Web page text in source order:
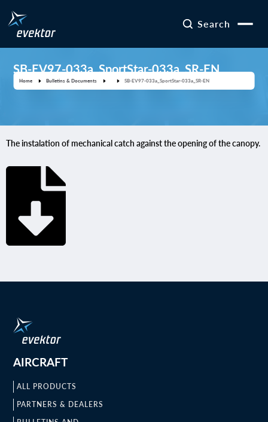
Search
SB-EV97-033a_SportStar-033a_SR-EN
Home Bulletins & Documents SB-EV97-033a_SportStar-033a_SR-EN
The instalation of mechanical catch against the opening of the canopy.
AIRCRAFT
ALL PRODUCTS
PARTNERS & DEALERS